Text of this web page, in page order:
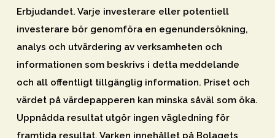
Erbjudandet. Varje investerare eller potentiell
investerare bör genomföra en egenundersökning,
analys och utvärdering av verksamheten och
informationen som beskrivs i detta meddelande
och all offentligt tillgänglig information. Priset och
värdet på värdepapperen kan minska såväl som öka.
Uppnådda resultat utgör ingen vägledning för
framtida resultat. Varken innehållet på Bolagets